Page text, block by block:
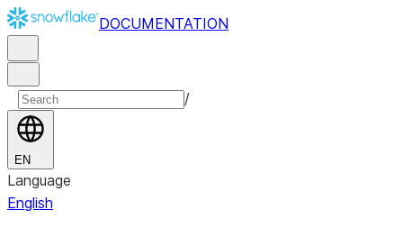
DOCUMENTATION
/
EN
Language
English